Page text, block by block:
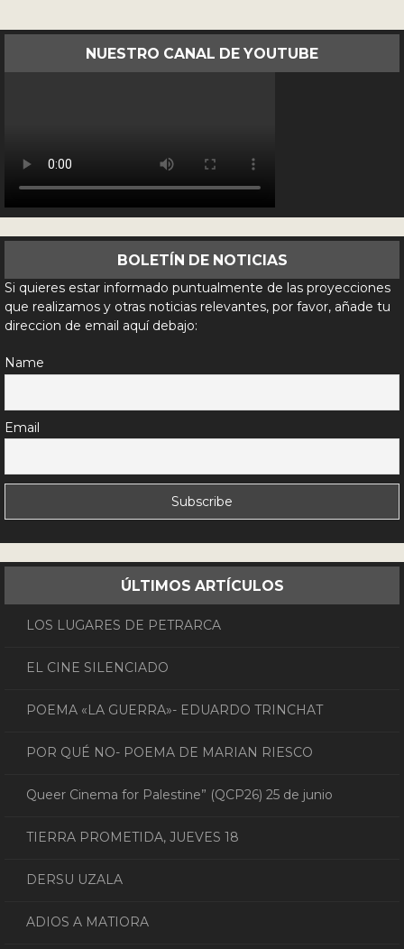
NUESTRO CANAL DE YOUTUBE
BOLETÍN DE NOTICIAS
Si quieres estar informado puntualmente de las proyecciones
que realizamos y otras noticias relevantes, por favor, añade tu
direccion de email aquí debajo:
Name
Email
ÚLTIMOS ARTÍCULOS
LOS LUGARES DE PETRARCA
EL CINE SILENCIADO
POEMA «LA GUERRA»- EDUARDO TRINCHAT
POR QUÉ NO- POEMA DE MARIAN RIESCO
Queer Cinema for Palestine” (QCP26) 25 de junio
TIERRA PROMETIDA, JUEVES 18
DERSU UZALA
ADIOS A MATIORA